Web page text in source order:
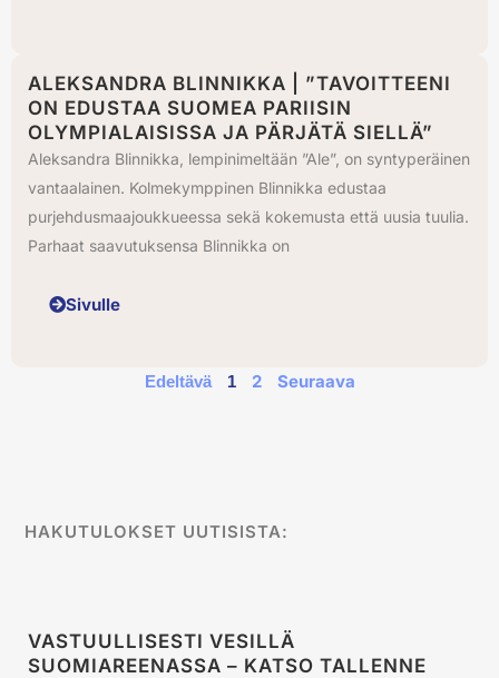
ALEKSANDRA BLINNIKKA | ”TAVOITTEENI
ON EDUSTAA SUOMEA PARIISIN
OLYMPIALAISISSA JA PÄRJÄTÄ SIELLÄ”
Aleksandra Blinnikka, lempinimeltään ”Ale”, on syntyperäinen
vantaalainen. Kolmekymppinen Blinnikka edustaa
purjehdusmaajoukkueessa sekä kokemusta että uusia tuulia.
Parhaat saavutuksensa Blinnikka on
Sivulle
Edeltävä 1 2 Seuraava
HAKUTULOKSET UUTISISTA:
VASTUULLISESTI VESILLÄ
SUOMIAREENASSA – KATSO TALLENNE